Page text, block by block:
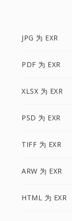
JPG 为 EXR
PDF 为 EXR
XLSX 为 EXR
PSD 为 EXR
TIFF 为 EXR
ARW 为 EXR
HTML 为 EXR